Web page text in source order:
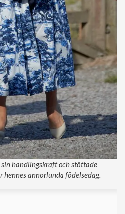
sin handlingskraft och stöttade
hennes annorlunda födelsedag.